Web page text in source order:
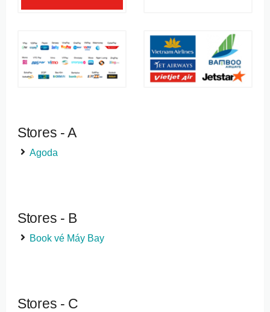
Stores - A
Agoda
Stores - B
Book vé Máy Bay
Stores - C